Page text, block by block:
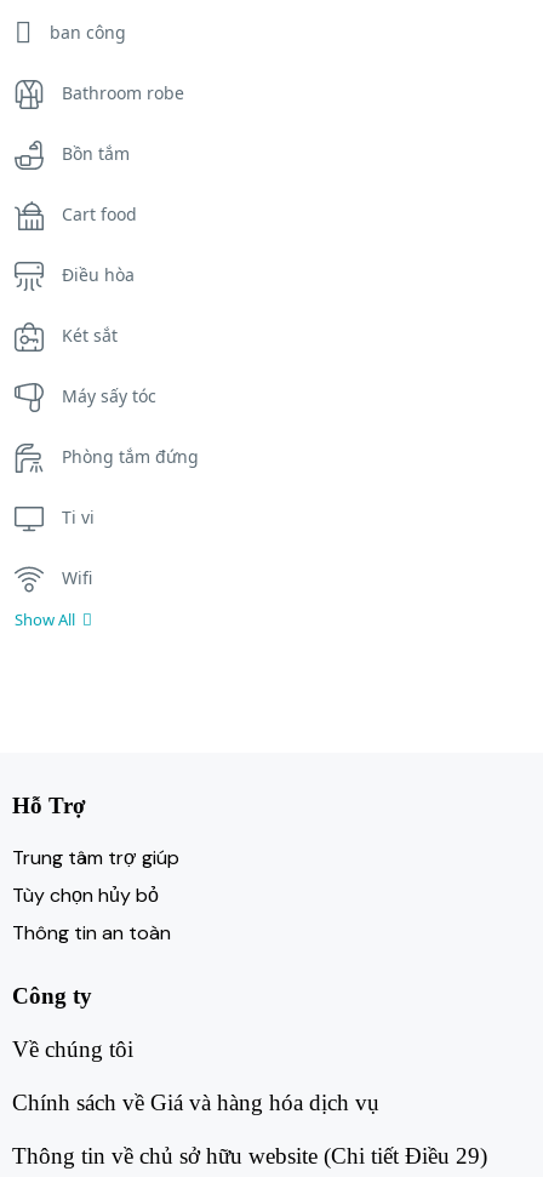
ban công
Bathroom robe
Bồn tắm
Cart food
Điều hòa
Két sắt
Máy sấy tóc
Phòng tắm đứng
Ti vi
Wifi
Show All
Hỗ Trợ
Trung tâm trợ giúp
Tùy chọn hủy bỏ
Thông tin an toàn
Công ty
Về chúng tôi​
Chính sách về Giá và hàng hóa dịch vụ​
Thông tin về chủ sở hữu website (Chi tiết Điều 29)​